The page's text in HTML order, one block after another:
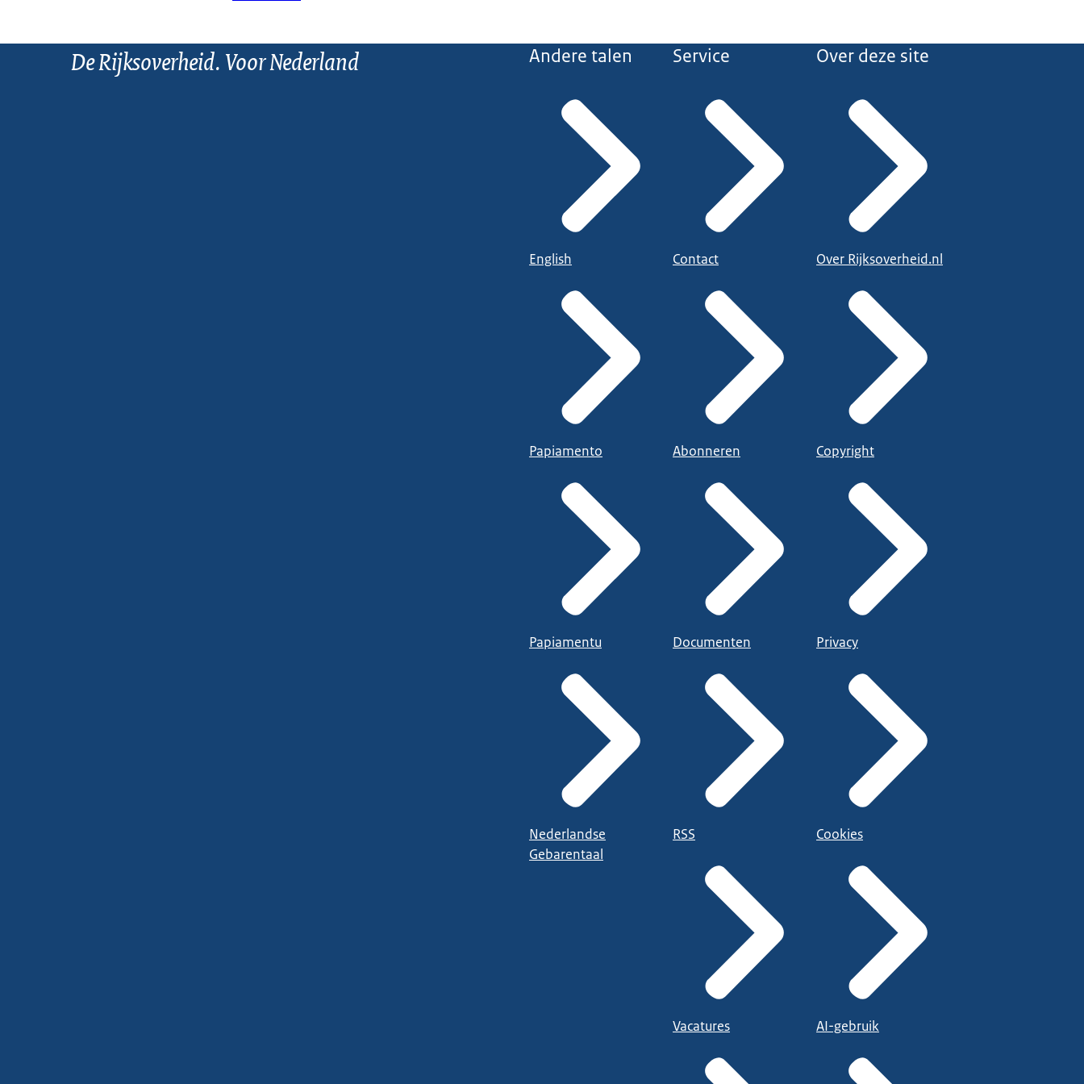
De Rijksoverheid. Voor Nederland Andere talen
English
Papiamento
Papiamentu
Nederlandse
Gebarentaal
Service
Contact
Abonneren
Documenten
RSS
Vacatures
Over deze site
Over Rijksoverheid.nl
Copyright
Privacy
Cookies
AI-gebruik